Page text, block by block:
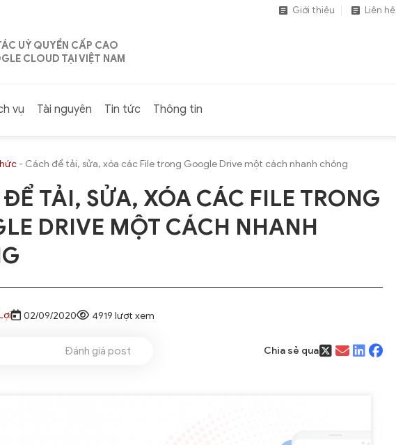
Giới thiệu Liên hệ
UỶ QUYỀN CẤP CAO
CLOUD TẠI VIỆT NAM
vụ Tài nguyên Tin tức Thông tin
- Cách để tải, sửa, xóa các File trong Google Drive một cách nhanh chóng
TẢI, SỬA, XÓA CÁC FILE TRONG
DRIVE MỘT CÁCH NHANH
02/09/2020 4919 lượt xem
Đánh giá post Chia sẻ qua